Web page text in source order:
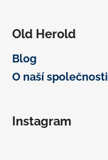
Old Herold
Blog
O naší společnosti
Instagram